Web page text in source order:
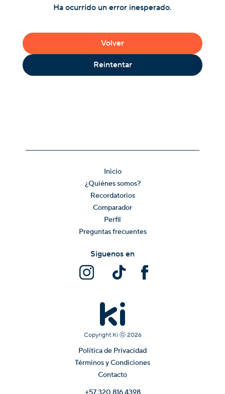
Ha ocurrido un error inesperado.
Volver
Reintentar
Inicio
¿Quiénes somos?
Recordatorios
Comparador
Perfil
Preguntas frecuentes
Copyright Ki ⓒ 2026
Política de Privacidad
Términos y Condiciones
Contacto
Síguenos en